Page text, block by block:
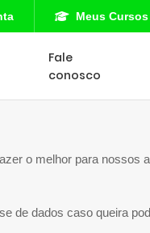
Meus Cursos
Fale
conosco
o melhor para nossos
de dados caso queira